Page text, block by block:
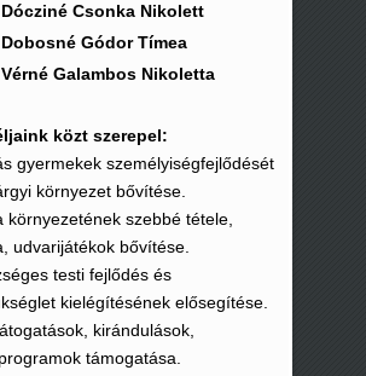
Dócziné Csonka Nikolett
Dobosné Gódor Tímea
Vérné Galambos Nikoletta
közt szerepel:
gyermekek személyiségfejlődését
környezet bővítése.
környezetének szebbé tétele,
udvarijátékok bővítése.
testi fejlődés és
kielégítésének elősegítése.
kirándulások,
támogatása.